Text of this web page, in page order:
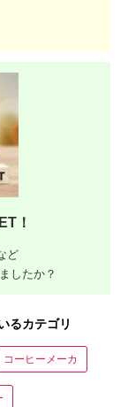
！
ど
したか？
るカテゴリ
コーヒーメーカ